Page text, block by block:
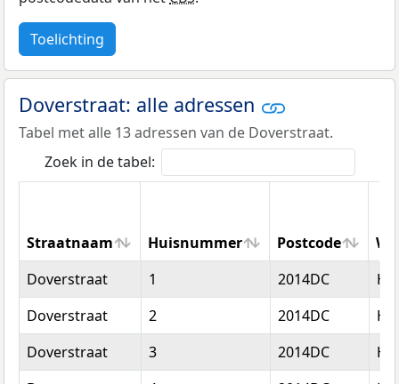
Toelichting
Doverstraat: alle adressen
Tabel met alle 13 adressen van de Doverstraat.
Zoek in de tabel:
Straatnaam Huisnummer Postcode
Straatnaam
Huisnummer Postcode
Doverstraat 1 2014DC
Doverstraat
2 2014DC
Doverstraat
3 2014DC